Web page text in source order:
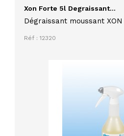
Xon Forte 5l Degraissant...
Dégraissant moussant
l'alcalinité et également
Réf : 12320